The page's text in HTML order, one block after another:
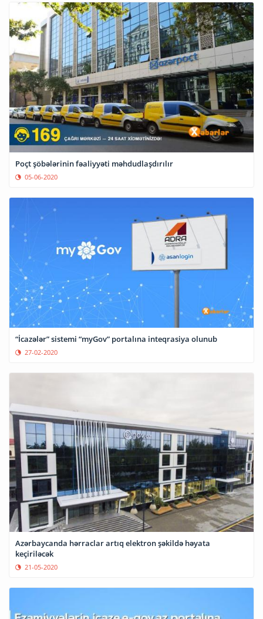
Poçt şöbələrinin fəaliyyəti məhdudlaşdırılır
05-06-2020
“İcazələr” sistemi “myGov” portalına inteqrasiya olunub
27-02-2020
Azərbaycanda hərraclar artıq elektron şəkildə həyata
keçiriləcək
21-05-2020